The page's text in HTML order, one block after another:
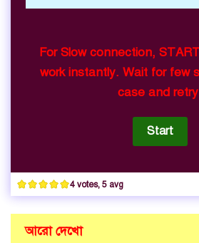
4 votes, 5 avg
For Slow connection,
work instantly. Wait for few
case and
আরো দেখো